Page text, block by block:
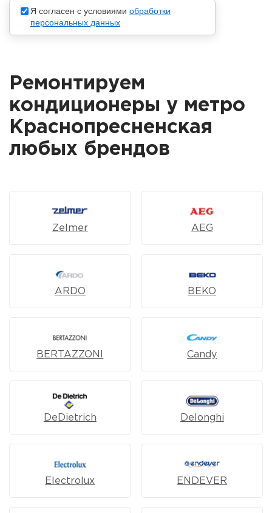
Ремонтируем
кондиционеры у метро
Краснопресненская
любых брендов
Zelmer AEG
ARDO BEKO
BERTAZZONI Candy
DeDietrich Delonghi
Electrolux ENDEVER
Я согласен с условиями обработки
персональных данных